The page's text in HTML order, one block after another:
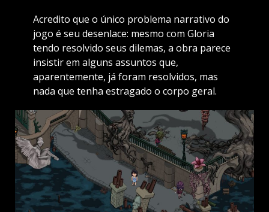
Acredito que o único problema narrativo do
jogo é seu desenlace: mesmo com Gloria
tendo resolvido seus dilemas, a obra parece
insistir em alguns assuntos que,
aparentemente, já foram resolvidos, mas
nada que tenha estragado o corpo geral.